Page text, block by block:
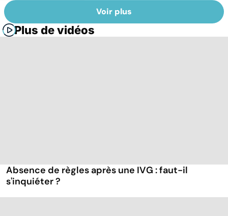
Voir plus
Plus de vidéos
Absence de règles après une IVG : faut-il
s'inquiéter ?